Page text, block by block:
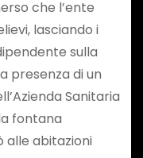
che l’ente
lasciando i
sulla
presenza di un
Sanitaria
fontana
alle abitazioni